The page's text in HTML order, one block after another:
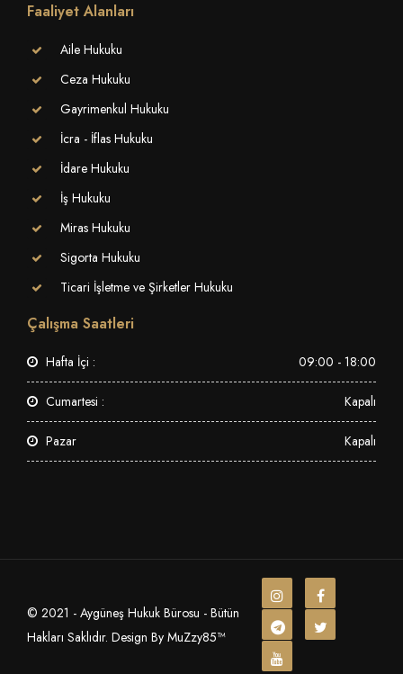
Faaliyet Alanları
Aile Hukuku
Ceza Hukuku
Gayrimenkul Hukuku
İcra - İflas Hukuku
İdare Hukuku
İş Hukuku
Miras Hukuku
Sigorta Hukuku
Ticari İşletme ve Şirketler Hukuku
Çalışma Saatleri
Hafta İçi : 09:00 - 18:00
Cumartesi : Kapalı
Pazar Kapalı
© 2021 - Aygüneş Hukuk Bürosu - Bütün
Hakları Saklıdır. Design By MuZzy85™